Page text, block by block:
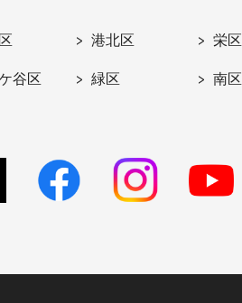
港北区 栄区
谷区 緑区 南区